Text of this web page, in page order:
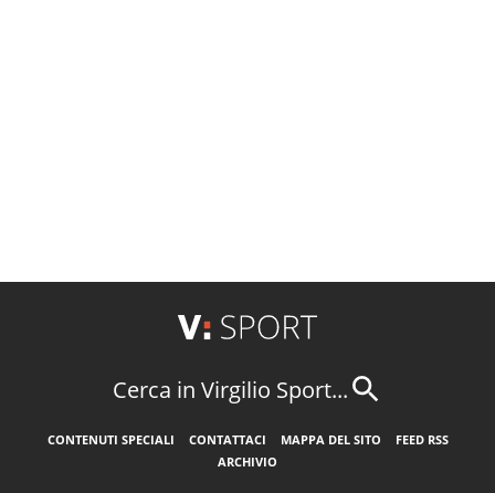
Cerca in Virgilio Sport...
CONTENUTI SPECIALI CONTATTACI MAPPA DEL SITO
FEED RSS
ARCHIVIO